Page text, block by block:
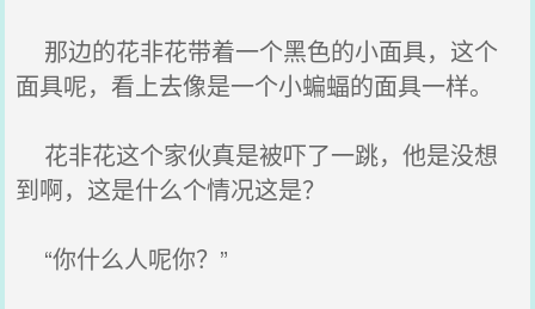
那边的花非花带着一个黑色的小面具，这个
面具呢，看上去像是一个小蝙蝠的面具一样。
花非花这个家伙真是被吓了一跳，他是没想
到啊，这是什么个情况这是？
“你什么人呢你？”